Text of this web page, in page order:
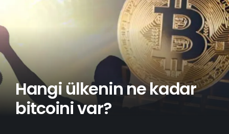
Hangi ülkenin ne kadar
bitcoini var?